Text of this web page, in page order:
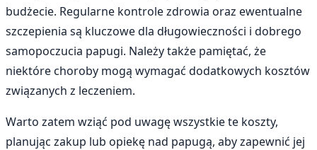
budżecie. Regularne kontrole zdrowia oraz ewentualne
szczepienia są kluczowe dla długowieczności i dobrego
samopoczucia papugi. Należy także pamiętać, że
niektóre choroby mogą wymagać dodatkowych kosztów
związanych z leczeniem.
Warto zatem wziąć pod uwagę wszystkie te koszty,
planując zakup lub opiekę nad papugą, aby zapewnić jej